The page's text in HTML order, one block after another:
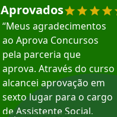
Aprovados
“Meus agradecimentos
ao Aprova Concursos
pela parceria que
aprova. Através do curso
alcancei aprovação em
sexto lugar para o cargo
de Assistente Social.